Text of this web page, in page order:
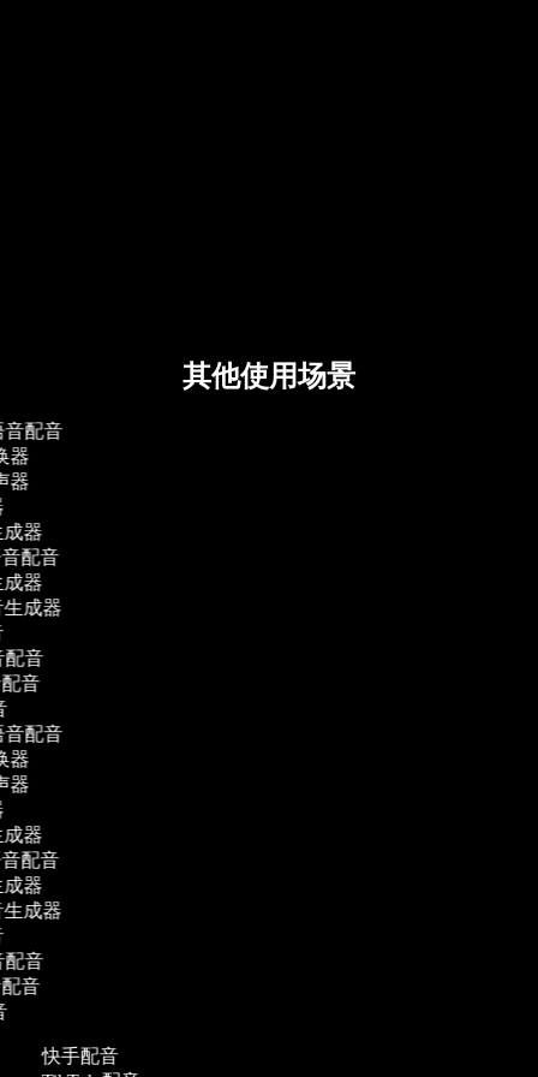
含了所有功能。非常感谢。真的很感激。
其他使用场景
配音
器
器
器
配音
器
成器
音
音
配音
器
器
器
配音
器
成器
音
音
快手配音